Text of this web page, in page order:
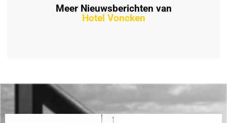
Meer Nieuwsberichten van
Hotel Voncken